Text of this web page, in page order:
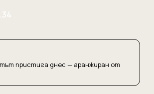
пристига днес — аранжиран от